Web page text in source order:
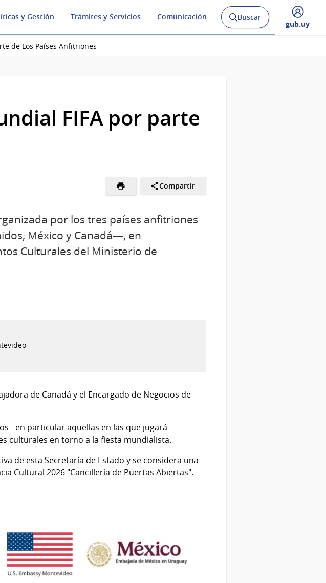
y Gestión Trámites y Servicios Comunicación
Abrir
buscador
Buscar
Desplegar
gub.uy
de Los Países Anfitriones
FIFA por parte
Compartir
por los tres países anfitriones
México y Canadá—, en
Culturales del Ministerio de
de Canadá y el Encargado de Negocios de
- en particular aquellas en las que jugará
culturales en torno a la fiesta mundialista.
de esta Secretaría de Estado y se considera una
Cultural 2026 "Cancillería de Puertas Abiertas".